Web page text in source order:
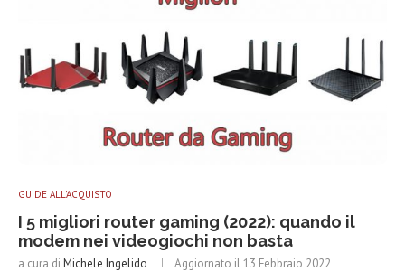
GUIDE ALL'ACQUISTO
I 5 migliori router gaming (2022): quando il
modem nei videogiochi non basta
a cura di Michele Ingelido Aggiornato il13 Febbraio 2022